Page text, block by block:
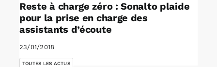
Reste à charge zéro : Sonalto plaide
pour la prise en charge des
assistants d’écoute
23/01/2018
TOUTES LES ACTUS